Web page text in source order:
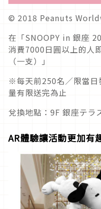
© 2018 Peanuts
在「SNOOPY in 銀座
消費7000日圓以上的人
（一支）」
※每天前250名／限當日
量有限送完為止
兌換地點：9F 銀座テラ
AR體驗讓活動更加有